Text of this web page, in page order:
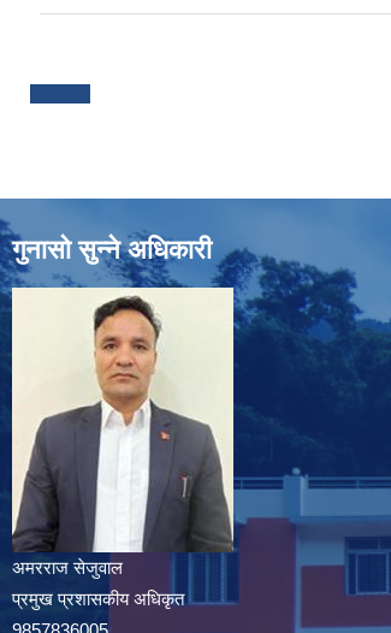
गुनासो सुन्ने अधिकारी
अमरराज सेजुवाल
प्रमुख प्रशासकीय अधिकृत